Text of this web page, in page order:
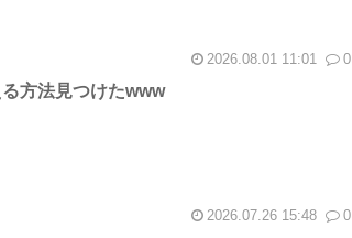
2026.08.01 11:01 0
方法見つけたwww
2026.07.26 15:48 0